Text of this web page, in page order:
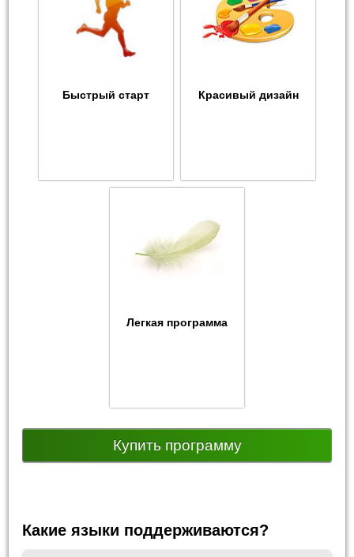
Быстрый старт Красивый дизайн
Легкая программа
Купить программу
Какие языки поддерживаются?